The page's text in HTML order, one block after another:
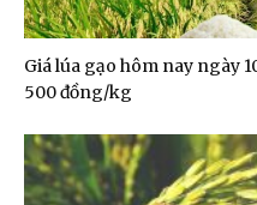
Giá lúa gạo hôm nay ngày
500 đồng/kg